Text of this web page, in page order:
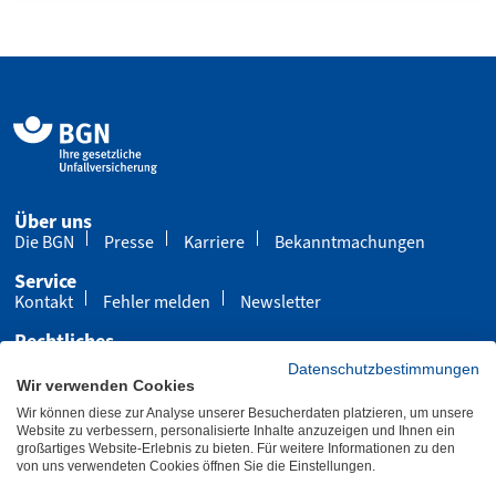
Über uns
Die BGN Presse Karriere Bekanntmachungen
Service
Kontakt Fehler melden Newsletter
Rechtliches
Cookies
Barrierefreiheit
Übersicht Leichte Sprache Gebärdensprache
Datenschutzbestimmungen
Wir verwenden Cookies
Wir können diese zur Analyse unserer Besucherdaten platzieren, um unsere
Website zu verbessern, personalisierte Inhalte anzuzeigen und Ihnen ein
großartiges Website-Erlebnis zu bieten. Für weitere Informationen zu den
von uns verwendeten Cookies öffnen Sie die Einstellungen.